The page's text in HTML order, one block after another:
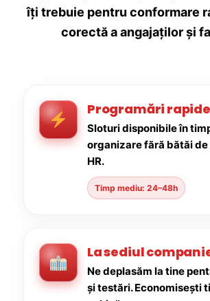
îți trebuie pentru conformare
corectă a angajaților și
Programări rapide
Sloturi disponibile în
organizare fără bătăi
HR.
Timp mediu: 24–48h
La sediul
Ne deplasăm la tine
și testări. Economisești